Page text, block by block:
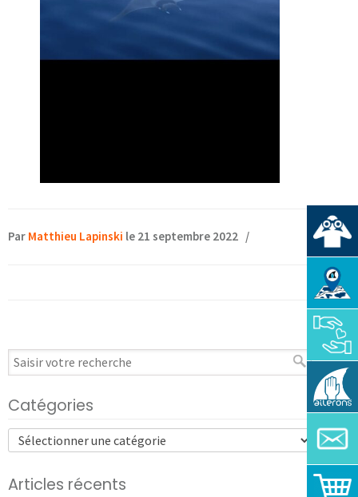
Par Matthieu Lapinski le 21 septembre 2022 /
Catégories
Articles récents